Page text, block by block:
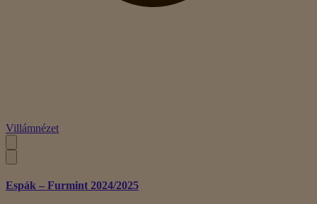
Villámnézet
Espák – Furmint 2024/2025